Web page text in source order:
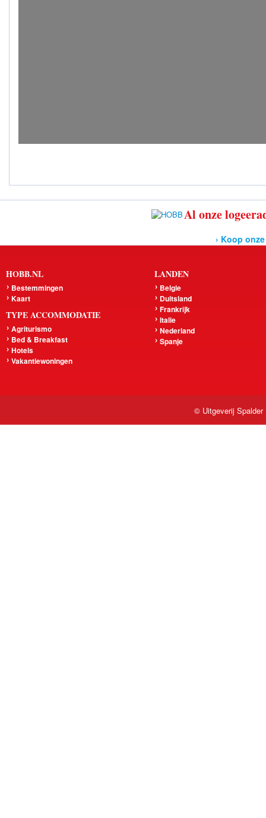
Al onze
› Koop
HOBB.NL
Bestemmingen
Kaart
TYPE ACCOMMODATIE
Agriturismo
Bed & Breakfast
Hotels
Vakantiewoningen
LANDEN
Belgie
Duitsland
Frankrijk
Italie
Nederland
Spanje
© Uitgeverij